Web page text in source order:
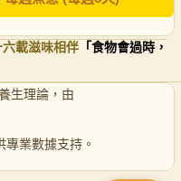
載滋味相伴 「食物會過時，
生理論，由
業數據支持。